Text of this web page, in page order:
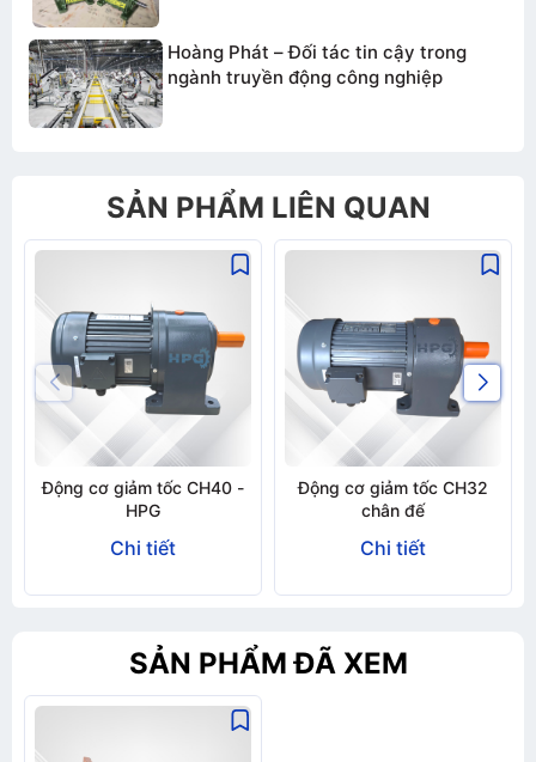
Hoàng Phát – Đối tác tin cậy trong
ngành truyền động công nghiệp
SẢN PHẨM LIÊN QUAN
Động cơ giảm tốc CH40 -
HPG
Chi tiết
Động cơ giảm tốc CH32
chân đế
Chi tiết
SẢN PHẨM ĐÃ XEM